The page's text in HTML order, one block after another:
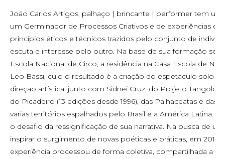
João Carlos Artigos, palhaço | brincante | performer tem
um Germinador de Processos Criativos e de experiências
princípios éticos e técnicos trazidos pelo conjunto de
escuta e interesse pelo outro. Na base de sua formação se
Escola Nacional de Circo; a residência na Casa Escola de
Leo Bassi, cujo o resultado é a criação do espetáculo solo
direção artística, junto com Sidnei Cruz, do Projeto
do Picadeiro (13 edições desde 1996), das Palhaceatas e
varias territórios espalhados pelo Brasil e a América Latina.
o desafio da ressignificação de sua narrativa. Na busca de
inspirar o surgimento de novas poéticas e práticas, em
experiência processou de forma coletiva, compartilhada a